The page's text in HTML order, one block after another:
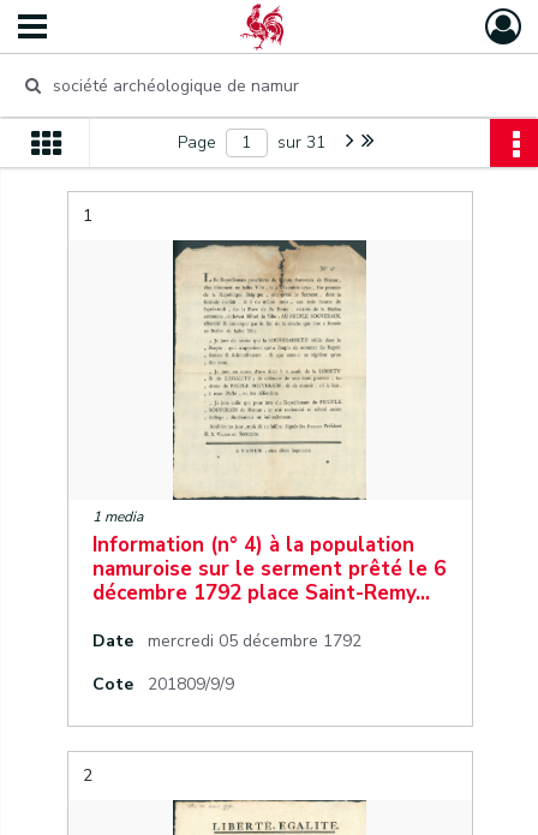
Page sur 31
1
1 media
Information (n° 4) à la population
namuroise sur le serment prêté le 6
décembre 1792 place Saint-Remy…
Date
mercredi 05 décembre 1792
Cote
201809/9/9
2